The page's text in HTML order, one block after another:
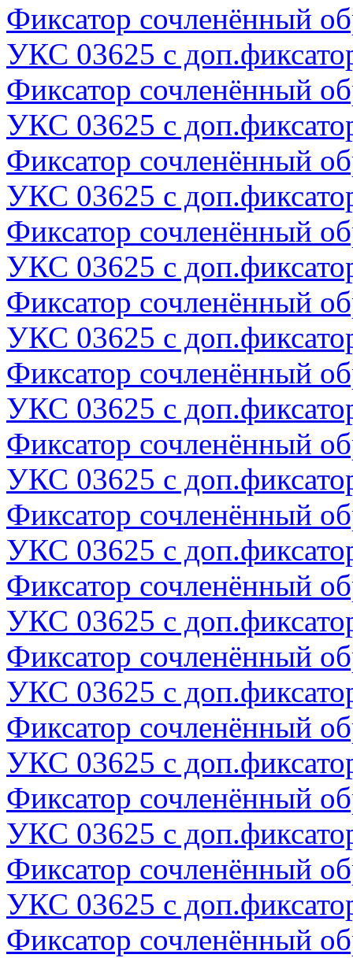
Фиксатор
УКС 03625 с
Фиксатор
УКС 03625 с
Фиксатор
УКС 03625 с
Фиксатор
УКС 03625 с
Фиксатор
УКС 03625 с
Фиксатор
УКС 03625 с
Фиксатор
УКС 03625 с
Фиксатор
УКС 03625 с
Фиксатор
УКС 03625 с
Фиксатор
УКС 03625 с
Фиксатор
УКС 03625 с
Фиксатор
УКС 03625 с
Фиксатор
УКС 03625 с
Фиксатор